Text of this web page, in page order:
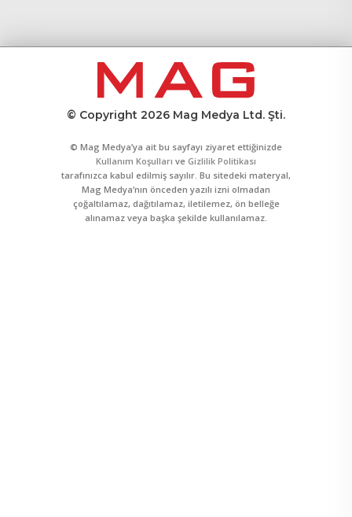
© Copyright 2026 Mag Medya Ltd. Şti.
© Mag Medya’ya ait bu sayfayı ziyaret ettiğinizde
Kullanım Koşulları ve Gizlilik Politikası
tarafınızca kabul edilmiş sayılır. Bu sitedeki materyal,
Mag Medya’nın önceden yazılı izni olmadan
çoğaltılamaz, dağıtılamaz, iletilemez, ön belleğe
alınamaz veya başka şekilde kullanılamaz.